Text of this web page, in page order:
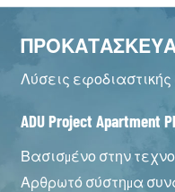
ΈργωνΑνάπτυξης Έργων
Λύσεις
ADU Project
Βασισμένο στην
Αρθρωτό σύστημα